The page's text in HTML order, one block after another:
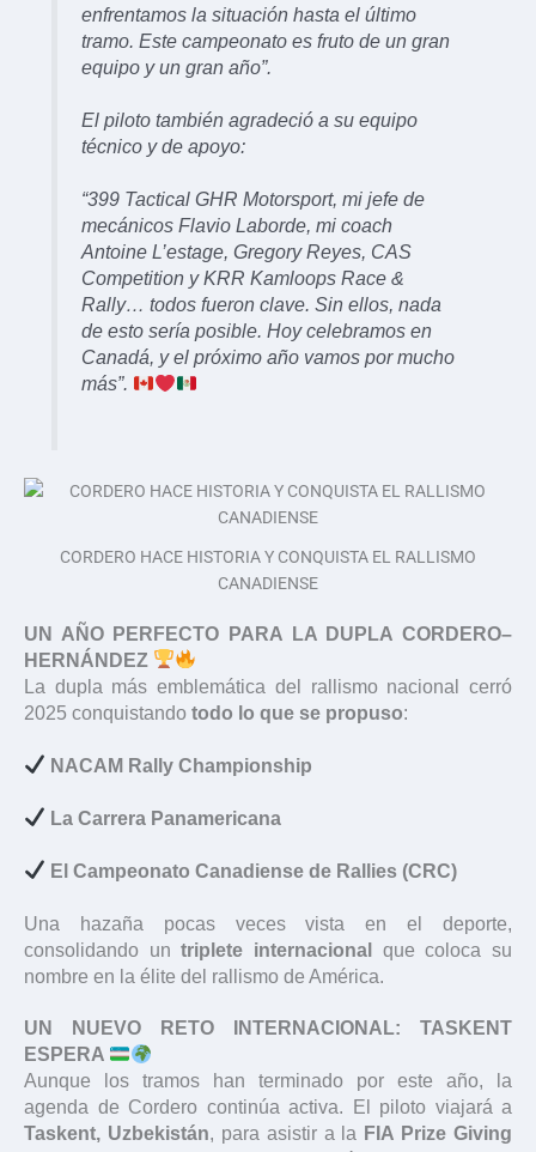
enfrentamos la situación hasta el último
tramo. Este campeonato es fruto de un gran
equipo y un gran año”.
El piloto también agradeció a su equipo
técnico y de apoyo:
“399 Tactical GHR Motorsport, mi jefe de
mecánicos Flavio Laborde, mi coach
Antoine L’estage, Gregory Reyes, CAS
Competition y KRR Kamloops Race &
Rally… todos fueron clave. Sin ellos, nada
de esto sería posible. Hoy celebramos en
Canadá, y el próximo año vamos por mucho
más”.
CORDERO HACE HISTORIA Y CONQUISTA EL RALLISMO
CANADIENSE
UN AÑO PERFECTO PARA LA DUPLA CORDERO–
HERNÁNDEZ
La dupla más emblemática del rallismo nacional cerró
2025 conquistando todo lo que se propuso:
NACAM Rally Championship
La Carrera Panamericana
El Campeonato Canadiense de Rallies (CRC)
Una hazaña pocas veces vista en el deporte,
consolidando untriplete internacional
que coloca su
nombre en la élite del rallismo de América.
UN NUEVO RETO INTERNACIONAL: TASKENT
ESPERA
Aunque los tramos han terminado por este año, la
agenda de Cordero continúa activa. El piloto viajará a
Taskent, Uzbekistán, para asistir a la FIA Prize Giving